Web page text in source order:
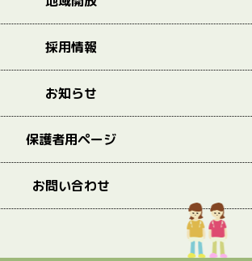
採用情報
お知らせ
保護者用ページ
お問い合わせ